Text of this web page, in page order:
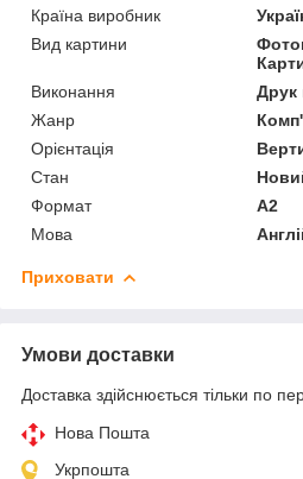
Країна виробник
Вид картини
Виконання
Друк
Жанр
Орієнтація
Стан
Формат
A2
Мова
Приховати
Умови доставки
Доставка здійснюється тільки по
Нова Пошта
Укрпошта